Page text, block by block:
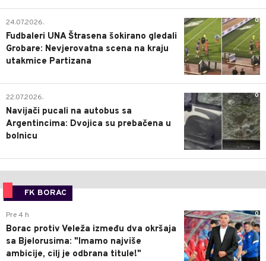
0
24.07.2026.
Fudbaleri UNA Štrasena šokirano gledali
Grobare: Nevjerovatna scena na kraju
utakmice Partizana
0
22.07.2026.
Navijači pucali na autobus sa
Argentincima: Dvojica su prebačena u
bolnicu
FK BORAC
0
Pre 4 h
Borac protiv Veleža između dva okršaja
sa Bjelorusima: "Imamo najviše
ambicije, cilj je odbrana titule!"